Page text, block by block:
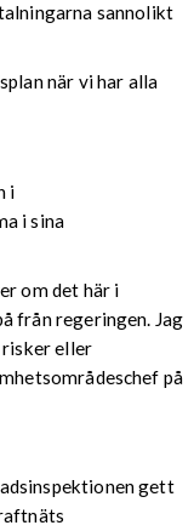
sannolikt
när vi har alla
i
i sina
om det här i
från regeringen. Jag
eller
på
gett